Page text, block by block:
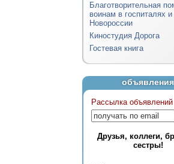
Благотворительная
воинам в госпиталях и
Новороссии
Киностудия Дорога
Гостевая книга
объявления
Рассылка объявлений
Друзья, коллеги,
сестры!